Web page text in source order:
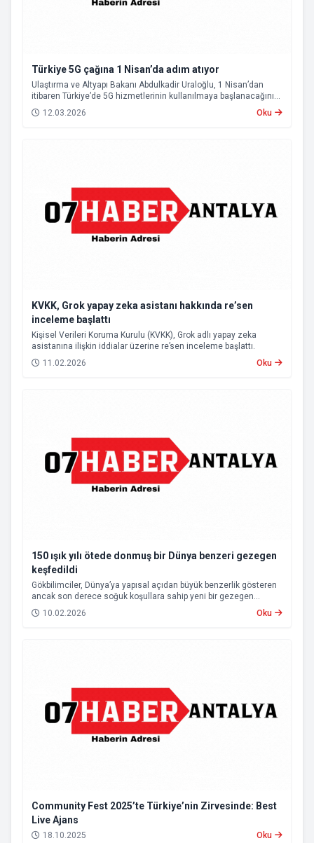
Türkiye 5G çağına 1 Nisan’da adım atıyor
Ulaştırma ve Altyapı Bakanı Abdulkadir Uraloğlu, 1 Nisan’dan
itibaren Türkiye’de 5G hizmetlerinin kullanılmaya başlanacağını
açıkladı.
12.03.2026 Oku
KVKK, Grok yapay zeka asistanı hakkında re’sen
inceleme başlattı
Kişisel Verileri Koruma Kurulu (KVKK), Grok adlı yapay zeka
asistanına ilişkin iddialar üzerine re’sen inceleme başlattı.
11.02.2026
Oku
150 ışık yılı ötede donmuş bir Dünya benzeri gezegen
keşfedildi
Gökbilimciler, Dünya’ya yapısal açıdan büyük benzerlik gösteren
ancak son derece soğuk koşullara sahip yeni bir gezegen
adayını tespit etti. Yaklaşık 150 ışık yılı uzaklıkta bulunan ve HD-
137010 b olarak adlandırılan bu gök cisminin, belirli koşullar
10.02.2026 Oku
Community Fest 2025’te Türkiye’nin Zirvesinde: Best
Live Ajans
18.10.2025 Oku